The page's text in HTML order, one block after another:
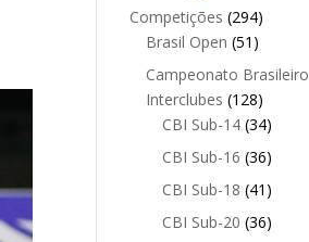
Competições (294)
Brasil Open (51)
Campeonato Brasileiro
Interclubes (128)
CBI Sub-14 (34)
CBI Sub-16 (36)
CBI Sub-18 (41)
CBI Sub-20 (36)